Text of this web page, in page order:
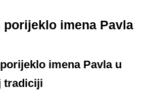
porijeklo imena Pavla
imena Pavla u
tradiciji